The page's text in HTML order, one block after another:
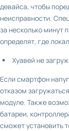
девайса, чтобы
неисправности.
за несколько минут
определят, где
Хуавей не
Если смартфон
отказом
модуле. Также
батареи,
сможет установить